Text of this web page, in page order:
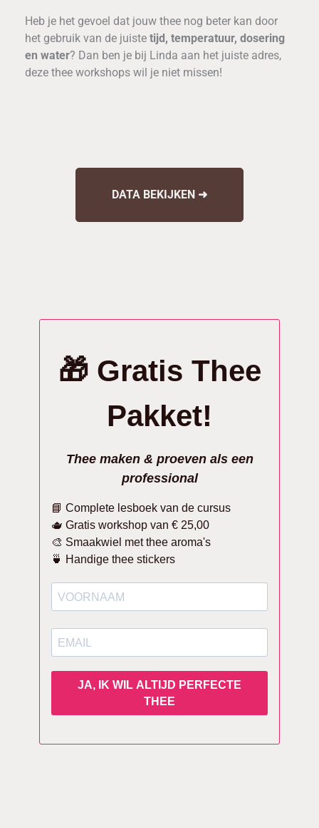
Heb je het gevoel dat jouw thee nog beter kan door
het gebruik van de juiste tijd, temperatuur, dosering
en water? Dan ben je bij Linda aan het juiste adres,
deze thee workshops wil je niet missen!
DATA BEKIJKEN ➜